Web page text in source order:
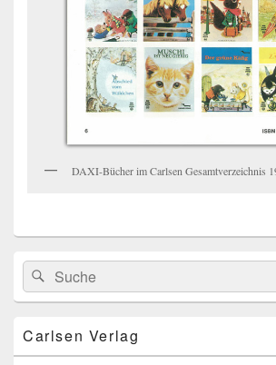
DAXI-Bücher im Carlsen Gesamtverzeichnis
Primärer
Seitenleisten
Widget-
Bereich
Search
for:
Suche
Carlsen Verlag